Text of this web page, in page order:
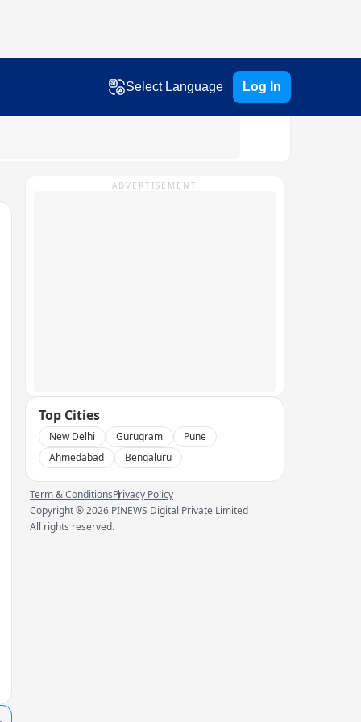
Select Language Log In
ADVERTISEMENT
Top Cities
New Delhi Gurugram
Pune
Ahmedabad
Bengaluru
Term & ConditionsPrivacy Policy
Copyright ®2026 PINEWS Digital Private Limited
All rights reserved.